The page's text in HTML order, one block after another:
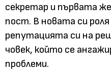
секретар и първата
пост. В новата си
репутацията си на
човек, който се
проблеми.